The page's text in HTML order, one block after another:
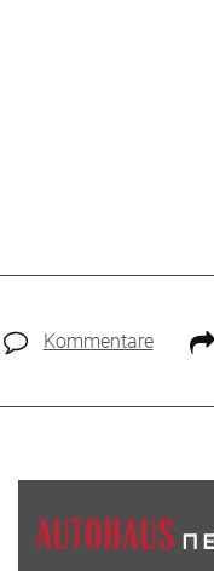
Kommentare